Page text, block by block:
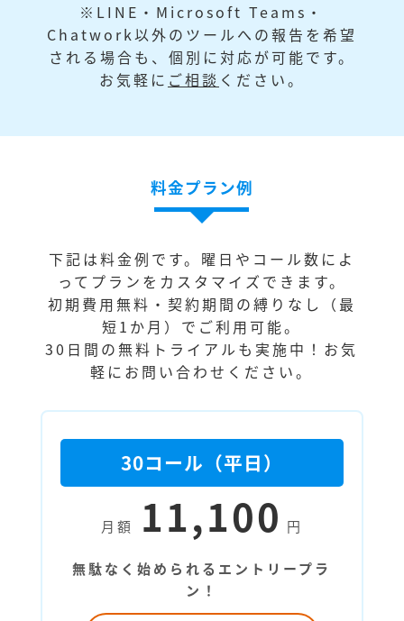
※LINE・Microsoft Teams・
Chatwork以外のツールへの報告を希望
される場合も、個別に対応が可能です。
お気軽に ご相談 ください。
料金プラン例
下記は料金例です。曜日やコール数によ
ってプランをカスタマイズできます。
初期費用無料・契約期間の縛りなし（最
短1か月）でご利用可能。
30日間の無料トライアルも実施中！お気
軽にお問い合わせください。
30コール（平日）
月額 11,100 円
無駄なく始められるエントリープラ
ン！